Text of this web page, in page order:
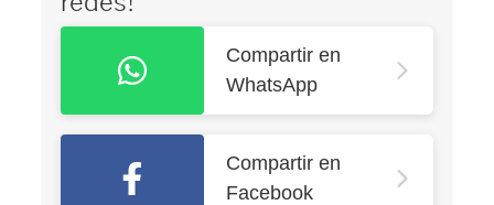
Compartir en
WhatsApp
Compartir en
Facebook